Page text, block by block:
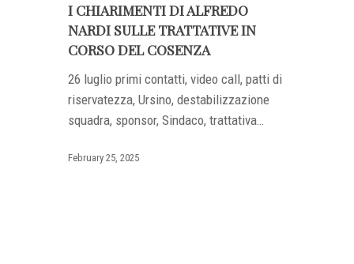
I CHIARIMENTI DI ALFREDO
NARDI SULLE TRATTATIVE IN
CORSO DEL COSENZA
26 luglio primi contatti, video call, patti di
riservatezza, Ursino, destabilizzazione
squadra, sponsor, Sindaco, trattativa…
February 25, 2025